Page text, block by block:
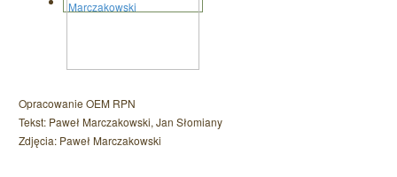
Opracowanie OEM RPN
Tekst: Paweł Marczakowski, Jan Słomiany
Zdjęcia: Paweł Marczakowski